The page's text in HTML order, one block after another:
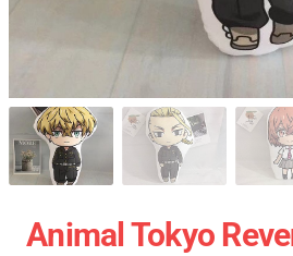
Animal Tokyo